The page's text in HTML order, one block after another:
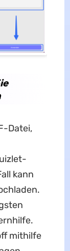
Datei,
kann
mithilfe